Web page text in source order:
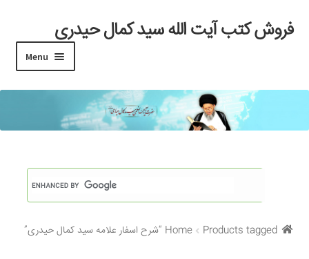
Skip
to
Skip
to
فروش کتب آیت الله سید کمال حیدری
Menu
خانه
#97 (بدون عنوان)
Checkout
My account
Home Products tagged “شرح اسفار علامه سید کمال حیدری”